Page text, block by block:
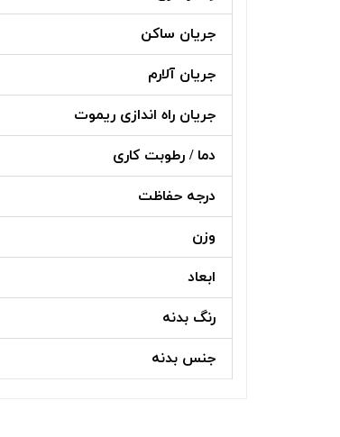
جریان ساکن
جریان آلارم
جریان راه اندازی ریموت
دما / رطوبت کاری
درجه حفاظت
وزن
ابعاد
رنگ بدنه
جنس بدنه